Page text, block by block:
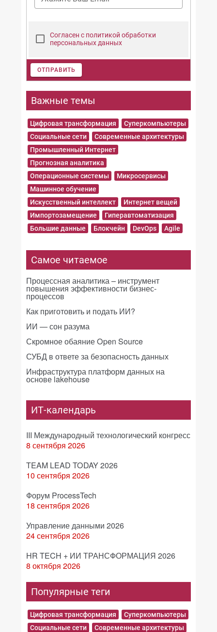
Согласен с политикой обработки
персональных данных
ОТПРАВИТЬ
Важные темы
Цифровая трансформация
Суперкомпьютеры
Социальные сети
Современные архитектуры
Промышленный Интернет
Прогнозная аналитика
Операционные системы
Микросервисы
Машинное обучение
Искусственный интеллект
Интернет вещей
Импортозамещение
Гиперавтоматизация
Большие данные
Блокчейн DevOps Agile
Самое читаемое
Процессная аналитика – инструмент
повышения эффективности бизнес-
процессов
Как приготовить и подать ИИ?
ИИ — сон разума
Скромное обаяние Open Source
СУБД в ответе за безопасность данных
Инфраструктура платформ данных на
основе lakehouse
ИТ-календарь
III Международный технологический конгресс
8 сентября 2026
TEAM LEAD TODAY 2026
10 сентября 2026
Форум ProcessTech
18 сентября 2026
Управление данными 2026
24 сентября 2026
HR TECH + ИИ ТРАНСФОРМАЦИЯ 2026
8 октября 2026
Популярные теги
Цифровая трансформация
Суперкомпьютеры
Социальные сети
Современные архитектуры